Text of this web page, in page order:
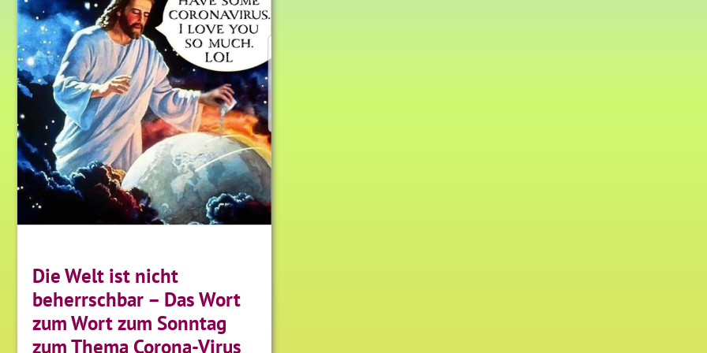
Die Welt ist nicht
beherrschbar – Das Wort
zum Wort zum Sonntag
zum Thema Corona-Virus